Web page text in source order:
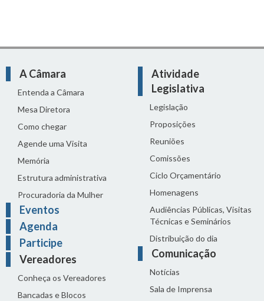
A Câmara
Entenda a Câmara
Mesa Diretora
Como chegar
Agende uma Visita
Memória
Estrutura administrativa
Procuradoria da Mulher
Eventos
Agenda
Participe
Vereadores
Conheça os Vereadores
Bancadas e Blocos
Atividade
Legislativa
Legislação
Proposições
Reuniões
Comissões
Ciclo Orçamentário
Homenagens
Audiências Públicas, Visitas
Técnicas e Seminários
Distribuição do dia
Comunicação
Notícias
Sala de Imprensa